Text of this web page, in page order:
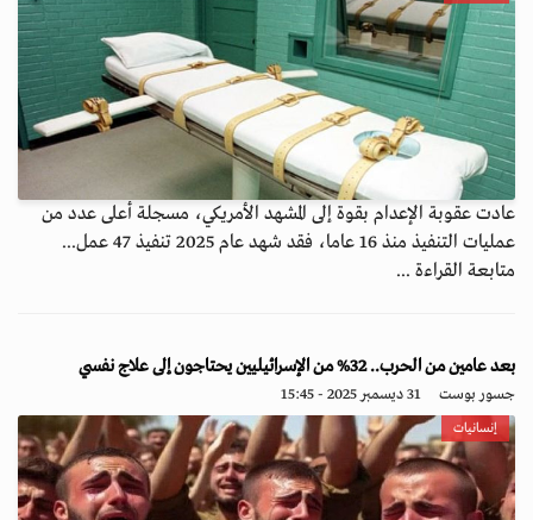
عادت عقوبة الإعدام بقوة إلى المشهد الأمريكي، مسجلة أعلى عدد من
عمليات التنفيذ منذ 16 عاما، فقد شهد عام 2025 تنفيذ 47 عمل...
متابعة القراءة ...
بعد عامين من الحرب.. 32% من الإسرائيليين يحتاجون إلى علاج نفسي
جسور بوست 31 ديسمبر 2025 - 15:45
إنسانيات